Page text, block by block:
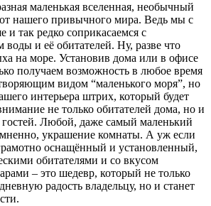
маленькая вселенная, необычный
нашего привычного мира. Ведь мы с
и так редко соприкасаемся с
и её обитателей. Ну, разве что
на море. Установив дома или в офисе
получаем возможность в любое время
видом “маленького моря”, но
интерьера штрих, который будет
не только обитателей дома, но и
гостей. Любой, даже самый маленький
украшение комнаты. А уж если
оснащённый и установленный,
обитателями и со вкусом
– это шедевр, который не только
радость владельцу, но и станет